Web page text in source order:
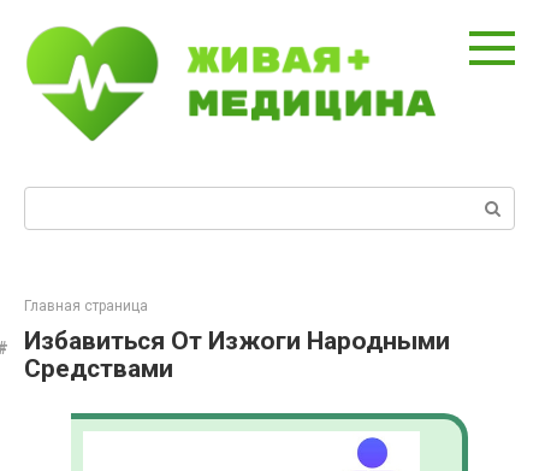
контенту
Главная страница
Избавиться От Изжоги Народными
Средствами